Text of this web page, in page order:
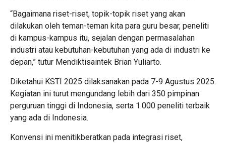
“Bagaimana riset-riset, topik-topik riset yang akan
dilakukan oleh teman-teman kita para guru besar, peneliti
di kampus-kampus itu, sejalan dengan permasalahan
industri atau kebutuhan-kebutuhan yang ada di industri ke
depan,” tutur Mendiktisaintek Brian Yuliarto.
Diketahui KSTI 2025 dilaksanakan pada 7-9 Agustus 2025.
Kegiatan ini turut mengundang lebih dari 350 pimpinan
perguruan tinggi di Indonesia, serta 1.000 peneliti terbaik
yang ada di Indonesia.
Konvensi ini menitikberatkan pada integrasi riset,